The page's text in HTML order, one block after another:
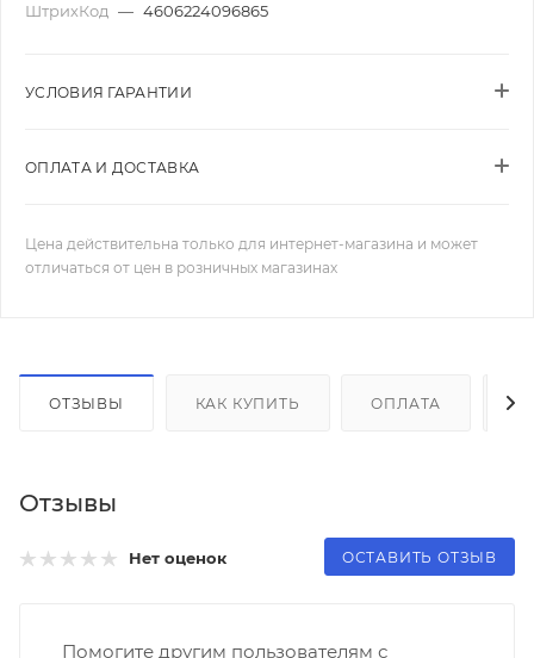
ШтрихКод — 4606224096865
УСЛОВИЯ ГАРАНТИИ
ОПЛАТА И ДОСТАВКА
Цена действительна только для интернет-магазина и может
отличаться от цен в розничных магазинах
ОТЗЫВЫ КАК КУПИТЬ ОПЛАТА
Отзывы
Нет оценок ОСТАВИТЬ ОТЗЫВ
Помогите другим пользователям с